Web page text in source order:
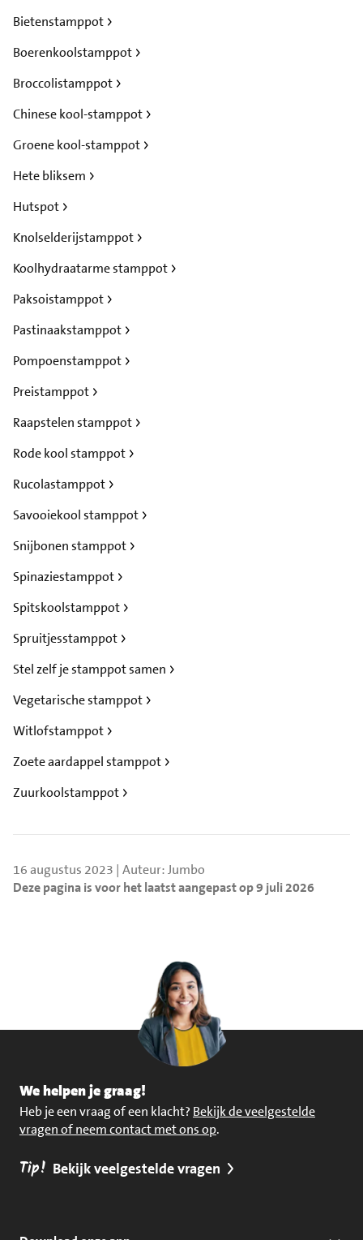
Bietenstamppot
Boerenkoolstamppot
Broccolistamppot
Chinese kool-stamppot
Groene kool-stamppot
Hete bliksem
Hutspot
Knolselderijstamppot
Koolhydraatarme stamppot
Paksoistamppot
Pastinaakstamppot
Pompoenstamppot
Preistamppot
Raapstelen stamppot
Rode kool stamppot
Rucolastamppot
Savooiekool stamppot
Snijbonen stamppot
Spinaziestamppot
Spitskoolstamppot
Spruitjesstamppot
Stel zelf je stamppot samen
Vegetarische stamppot
Witlofstamppot
Zoete aardappel stamppot
Zuurkoolstamppot
16 augustus 2023 | Auteur: Jumbo
Deze pagina is voor het laatst aangepast op 9 juli 2026
We helpen je graag!
Heb je een vraag of een klacht? Bekijk de veelgestelde
vragen of neem contact met ons op.
Tip! Bekijk veelgestelde vragen